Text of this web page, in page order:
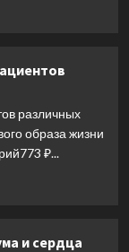
различных
образа жизни
₽...
и сердца